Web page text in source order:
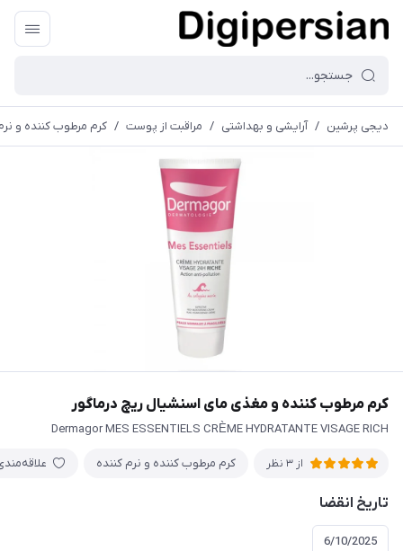
دیجی پرشین / آرایشی و بهداشتی / مراقبت از پوست / کرم مرطوب کننده و
کرم مرطوب کننده و مغذی مای اسنشیال ریچ درماگور
Dermagor MES ESSENTIELS CRÈME HYDRATANTE VISAGE RICH
از 3 نظر کرم مرطوب کننده و نرم کننده
تاریخ انقضا
6/10/2025